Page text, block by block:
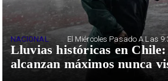
Lluvias históricas en Chile:
alcanzan máximos nunca
NACIONAL El Miércoles Pasado A Las